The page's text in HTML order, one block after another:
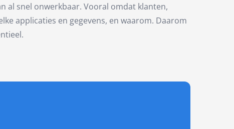
al snel onwerkbaar. Vooral omdat klanten,
applicaties en gegevens, en waarom. Daarom